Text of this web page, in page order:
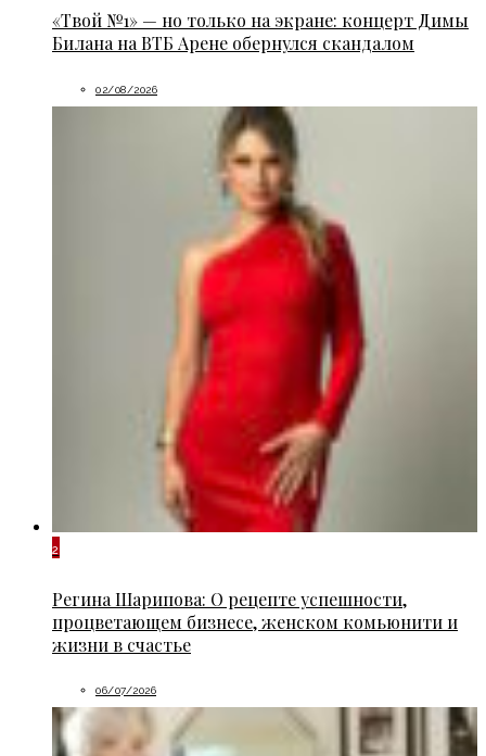
«Твой №1» — но только на экране: концерт Димы
Билана на ВТБ Арене обернулся скандалом
02/08/2026
2
Регина Шарипова: О рецепте успешности,
процветающем бизнесе, женском комьюнити и
жизни в счастье
06/07/2026